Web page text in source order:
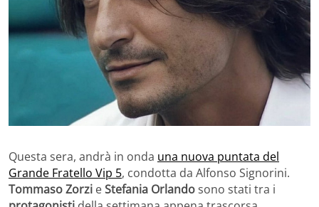
Questa sera, andrà in onda una nuova puntata del
Grande Fratello Vip 5, condotta da Alfonso Signorini.
Tommaso Zorzi eStefania Orlandosono stati tra i